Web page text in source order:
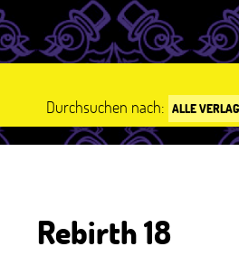
Durchsuchen nach:
Rebirth 18